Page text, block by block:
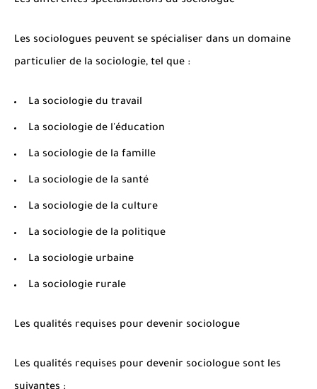
Les sociologues peuvent se spécialiser dans un domaine
particulier de la sociologie, tel que :
La sociologie du travail
La sociologie de l'éducation
La sociologie de la famille
La sociologie de la santé
La sociologie de la culture
La sociologie de la politique
La sociologie urbaine
La sociologie rurale
Les qualités requises pour devenir sociologue
Les qualités requises pour devenir sociologue sont les